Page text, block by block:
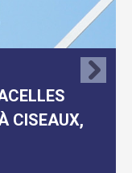
Suivant
CISEAUX,